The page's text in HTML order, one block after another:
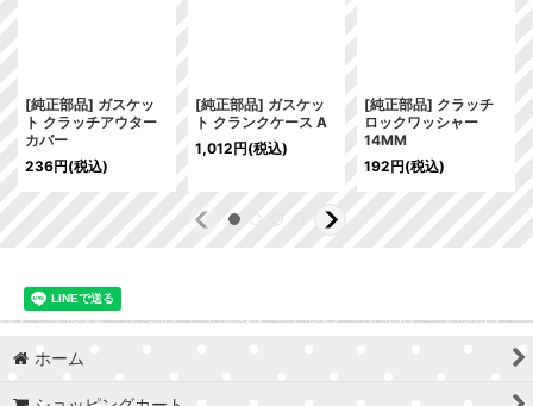
[純正部品] ガスケッ
ト クラッチアウター
カバー
236円(税込)
[純正部品] ガスケッ
ト クランクケース A
1,012円(税込)
[純正部品] クラッチ
ロックワッシャー
14MM
192円(税込)
ホーム